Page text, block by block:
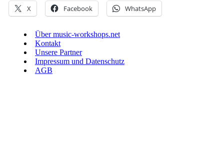
X Facebook WhatsApp
Über music-workshops.net
Kontakt
Unsere Partner
Impressum und Datenschutz
AGB